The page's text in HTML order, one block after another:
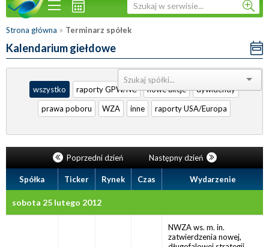
Strona główna » Terminarz spółek
Kalendarium giełdowe
Sortuj:
wszystko
raporty GPW/NC nowe akcje
dywidendy
prawa poboru
WZA inne raporty USA/Europa
Poprzedni dzień Następny dzień
Spółka Ticker Rynek Czas Wydarzenie
sobota 25 lutego 2012
NWZA ws. m. in.
zatwierdzenia nowej,